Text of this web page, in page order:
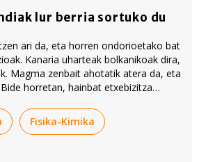
lur berria sortuko du
ari da, eta horren ondorioetako bat
Kanaria uharteak bolkanikoak dira,
Magma zenbait ahotatik atera da, eta
horretan, hainbat etxebizitza
den labak.
Fisika-Kimika